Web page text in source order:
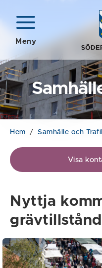
Meny
Hem / Samhälle och
Visa
Nyttja